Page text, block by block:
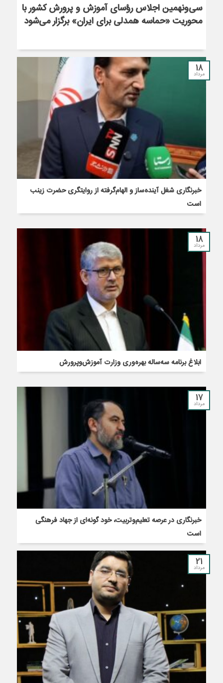
سی‌ونهمین اجلاس رؤسای آموزش و پرورش کشور با
محوریت «حماسه همدلی برای ایران» برگزار می‌شود
18
مرداد
خبرنگاری شغل آینده‌ساز و الهام‌گرفته از روایتگری حضرت زینب
است
18
مرداد
ابلاغ برنامه سه‌ساله بهره‌وری وزارت آموزش‌وپرورش
17
مرداد
خبرنگاری در عرصه تعلیم‌وتربیت، خود گونه‌ای از جهاد فرهنگی
است
21
مرداد